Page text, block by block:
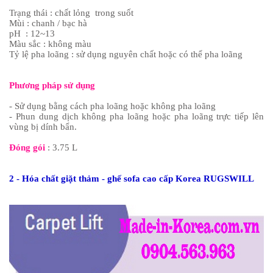
Trạng thái : chất lỏng trong suốt
Mùi : chanh / bạc hà
pH : 12~13
Màu sắc : không màu
Tỷ lệ pha loãng : sử dụng nguyên chất hoặc có thể pha loãng
Phương pháp sử dụng
- Sử dụng bằng cách pha loãng hoặc không pha loãng
- Phun dung dịch không pha loãng hoặc pha loãng trực tiếp lên
vùng bị dính bẩn.
Đóng gói : 3.75 L
2 - Hóa chất giặt thảm - ghế sofa cao cấp Korea RUGSWILL